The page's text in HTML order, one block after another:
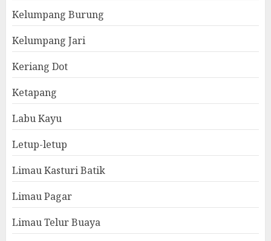
Kelumpang Burung
Kelumpang Jari
Keriang Dot
Ketapang
Labu Kayu
Letup-letup
Limau Kasturi Batik
Limau Pagar
Limau Telur Buaya